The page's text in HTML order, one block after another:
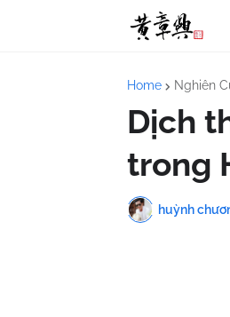
Home Nghiên
Dịch
trong
huỳnh